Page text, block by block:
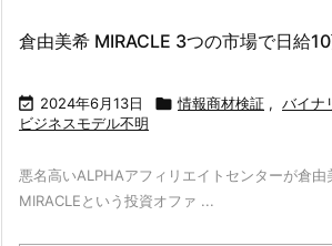
倉由美希 MIRACLE 3つの市場で日給
 2024年6月13日  情報商材検証 , バイナ
ビジネスモデル不明
悪名高いALPHAアフィリエイトセンターが倉由
MIRACLEという投資オファ ...